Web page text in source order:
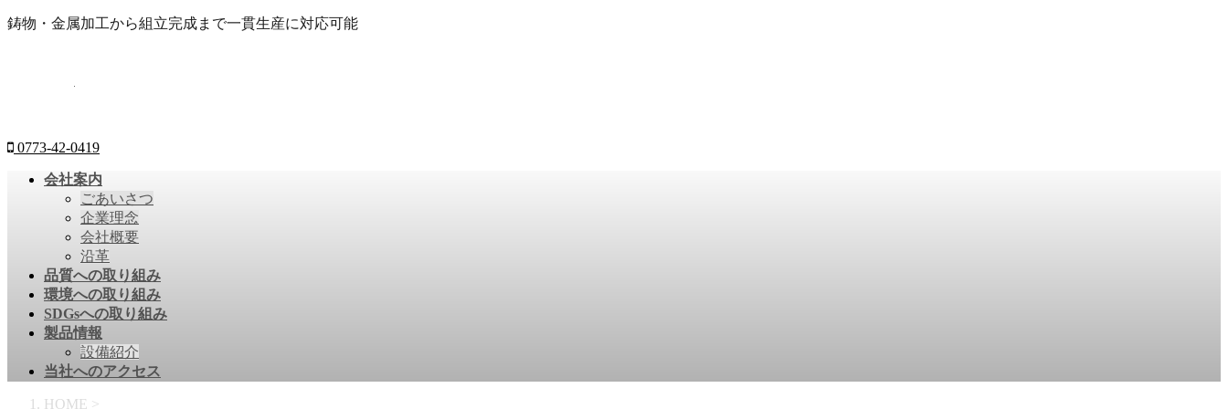
鋳物・金属加工から組立完成まで一貫生産に対応可能
0773-42-0419
会社案内
ごあいさつ
企業理念
会社概要
沿革
品質への取り組み
環境への取り組み
SDGsへの取り組み
製品情報
設備紹介
当社へのアクセス
HOME >